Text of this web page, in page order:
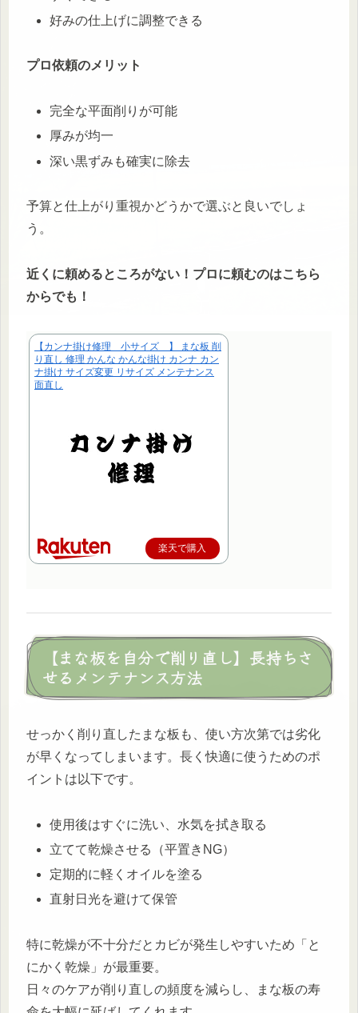
好みの仕上げに調整できる
プロ依頼のメリット
完全な平面削りが可能
厚みが均一
深い黒ずみも確実に除去
予算と仕上がり重視かどうかで選ぶと良いでしょ
う。
近くに頼めるところがない！プロに頼むのはこちら
からでも！
【カンナ掛け修理 小サイズ 】 まな板 削
り直し 修理 かんな かんな掛け カンナ カン
ナ掛け サイズ変更 リサイズ メンテナンス
面直し
楽天で購入
【まな板を自分で削り直し】長持ちさ
せるメンテナンス方法
せっかく削り直したまな板も、使い方次第では劣化
が早くなってしまいます。長く快適に使うためのポ
イントは以下です。
使用後はすぐに洗い、水気を拭き取る
立てて乾燥させる（平置きNG）
定期的に軽くオイルを塗る
直射日光を避けて保管
特に乾燥が不十分だとカビが発生しやすいため「と
にかく乾燥」が最重要。
日々のケアが削り直しの頻度を減らし、まな板の寿